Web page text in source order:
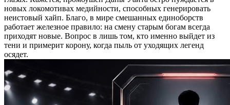
новых локомотивах медийности, способных генерировать
неистовый хайп. Благо, в мире смешанных единоборств
работает железное правило: на смену старым богам всегда
приходят новые. Вопрос в лишь том, кто именно выйдет из
тени и примерит корону, когда пыль от уходящих легенд
осядет.